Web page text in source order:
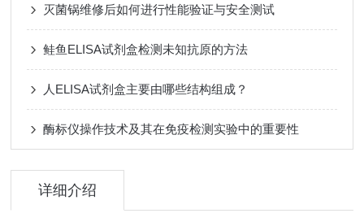
灭菌锅维修后如何进行性能验证与安全测试
鲑鱼ELISA试剂盒检测未知抗原的方法
人ELISA试剂盒主要由哪些结构组成？
酶标仪操作技术及其在免疫检测实验中的重要性
详细介绍